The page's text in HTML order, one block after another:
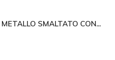
SMALTATO CON...